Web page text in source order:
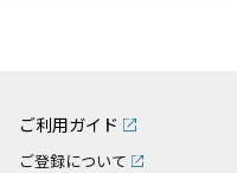
ご利用ガイド
ご登録について